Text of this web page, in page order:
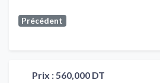
Précédent
Prix :560,000 DT